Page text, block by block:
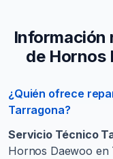
Información
de Hornos
¿Quién ofrece
Tarragona?
Servicio Técnico
Hornos Daewoo en